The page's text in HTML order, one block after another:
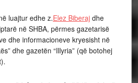
luajtur edhe z.Elez Biberajdhe
në SHBA, përmes gazetarisë
dhe informacioneve kryesisht në
dhe gazetën “Illyria” (që botohej